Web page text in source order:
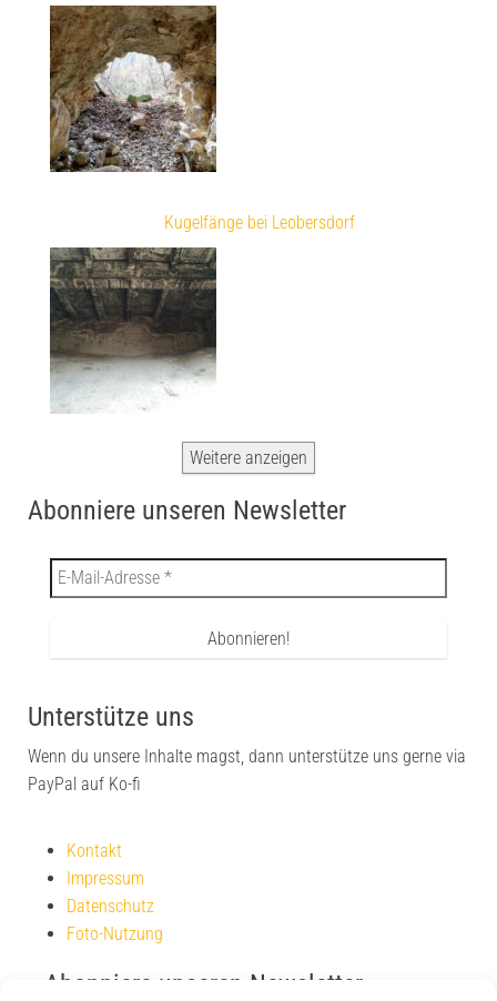
Kugelfänge bei Leobersdorf
Weitere anzeigen
Abonniere unseren Newsletter
Unterstütze uns
Wenn du unsere Inhalte magst, dann unterstütze uns gerne via
PayPal auf Ko-fi
Kontakt
Impressum
Datenschutz
Foto-Nutzung
Abonniere unseren Newsletter